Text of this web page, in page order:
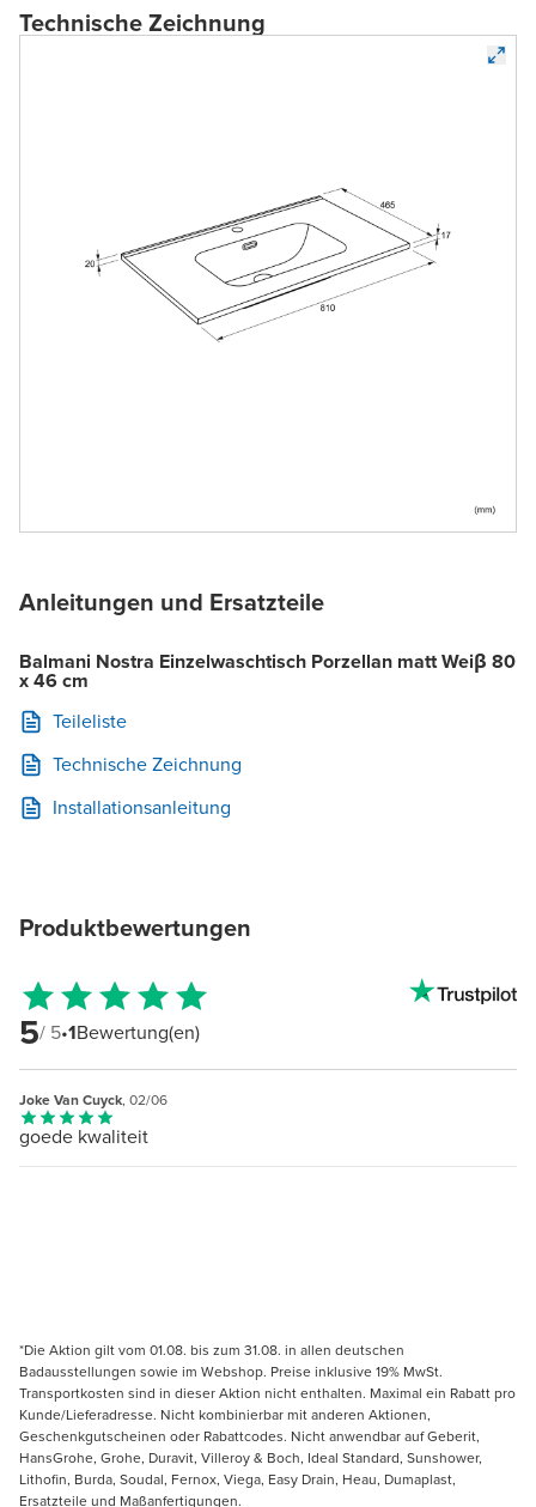
Technische Zeichnung
Anleitungen und Ersatzteile
Balmani Nostra Einzelwaschtisch Porzellan matt Weiβ 80
x 46 cm
Teileliste
Technische Zeichnung
Installationsanleitung
Produktbewertungen
5/ 5•1Bewertung(en)
Joke Van Cuyck, 02/06
goede kwaliteit
*Die Aktion gilt vom 01.08. bis zum 31.08. in allen deutschen
Badausstellungen sowie im Webshop. Preise inklusive 19% MwSt.
Transportkosten sind in dieser Aktion nicht enthalten. Maximal ein Rabatt pro
Kunde/Lieferadresse. Nicht kombinierbar mit anderen Aktionen,
Geschenkgutscheinen oder Rabattcodes. Nicht anwendbar auf Geberit,
HansGrohe, Grohe, Duravit, Villeroy & Boch, Ideal Standard, Sunshower,
Lithofin, Burda, Soudal, Fernox, Viega, Easy Drain, Heau, Dumaplast,
Ersatzteile und Maßanfertigungen.